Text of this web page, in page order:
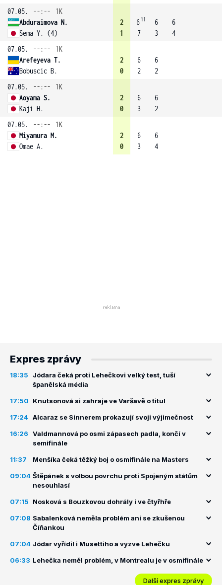
07.05.
--:--
1K
Abduraimova N.
Sema Y. (4)
2
1
6 11
7
6
3
6
4
07.05.
--:--
1K
Arefeyeva T.
Bobuscic B.
2
0
6
2
6
2
07.05.
--:--
1K
Aoyama S.
Kaji H.
2
0
6
3
6
2
07.05.
--:--
1K
Miyamura M.
Omae A.
2
0
6
3
6
4
Expres zprávy
18:35
Jódara čeká proti Lehečkovi velký test, tuší
španělská média
17:50 Knutsonová si zahraje ve Varšavě o titul
17:24 Alcaraz se Sinnerem prokazují svoji výjimečnost
16:26
Valdmannová po osmi zápasech padla, končí v
semifinále
11:37 Menšíka čeká těžký boj o osmifinále na Masters
09:04 Štěpánek s volbou povrchu proti Spojeným státům
nesouhlasí
07:15 Nosková s Bouzkovou dohrály i ve čtyřhře
07:08 Sabalenková neměla problém ani se zkušenou
Číňankou
07:04 Jódar vyřídil i Musettiho a vyzve Lehečku
06:33 Lehečka neměl problém, v Montrealu je v osmifinále
Další expres zprávy